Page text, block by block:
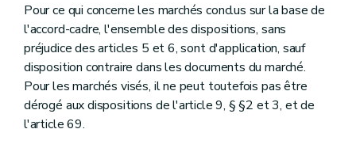
Pour ce qui concerne les marchés conclus sur la base de
l'accord-cadre, l'ensemble des dispositions, sans
préjudice des articles 5 et 6, sont d'application, sauf
disposition contraire dans les documents du marché.
Pour les marchés visés, il ne peut toutefois pas être
dérogé aux dispositions de l'article 9, § §2 et 3, et de
l'article 69.